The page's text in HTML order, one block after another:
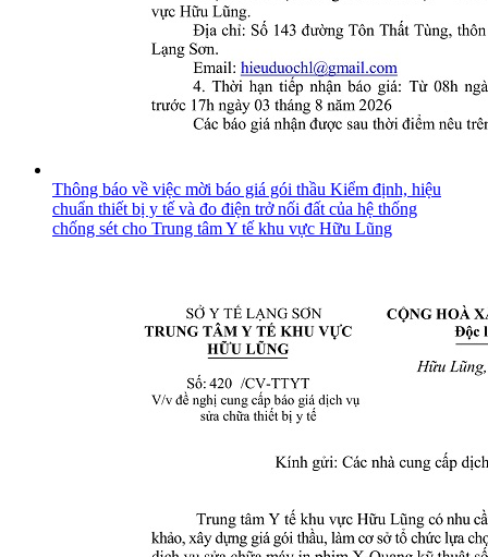
Thông báo về việc mời báo giá gói thầu Kiểm định, hiệu
chuẩn thiết bị y tế và đo điện trở nối đất của hệ thống
chống sét cho Trung tâm Y tế khu vực Hữu Lũng